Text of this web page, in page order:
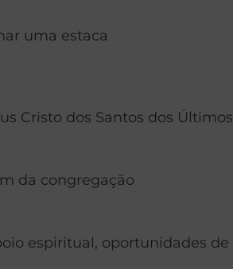
uma estaca
Cristo dos Santos dos Últimos
da congregação
espiritual, oportunidades de